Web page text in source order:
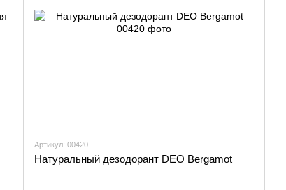
Артикул: 00420
Натуральный дезодорант DEO Bergamot